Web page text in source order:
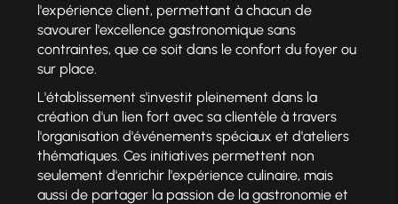
l'expérience client, permettant à chacun de
savourer l'excellence gastronomique sans
contraintes, que ce soit dans le confort du foyer ou
sur place.
L'établissement s'investit pleinement dans la
création d'un lien fort avec sa clientèle à travers
l'organisation d'événements spéciaux et d'ateliers
thématiques. Ces initiatives permettent non
seulement d'enrichir l'expérience culinaire, mais
aussi de partager la passion de la gastronomie et